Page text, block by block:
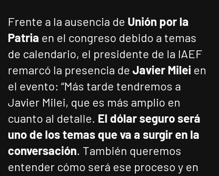
Frente a la ausencia de Unión por la
Patria en el congreso debido a temas
de calendario, el presidente de la IAEF
remarcó la presencia de Javier Milei en
el evento: “Más tarde tendremos a
Javier Milei, que es más amplio en
cuanto al detalle. El dólar seguro será
uno de los temas que va a surgir en la
conversación. También queremos
entender cómo será ese proceso y en